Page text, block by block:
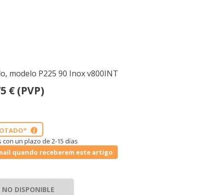
modelo P225 90 Inox v800INT
€ (PVP)
i
un plazo de 2-15 días
quando receberem este artigo
DISPONIBLE